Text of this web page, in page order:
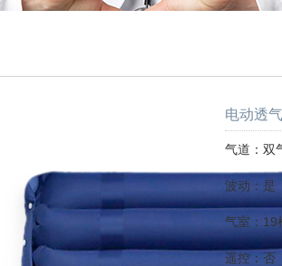
电动透
气道：双
波动：是
气室：19
遥控：否